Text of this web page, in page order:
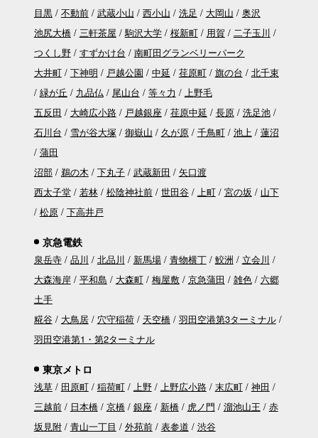
目黒
不動前 武蔵小山 西小山 洗足 大岡山
奥沢
池尻大橋
三軒茶屋 駒沢大学 桜新町 用賀
二子玉川
つくし野
すずかけ台
南町田グランベリーパーク
大井町
下神明 戸越公園 中延 荏原町 旗の台
北千束
緑が丘
九品仏 尾山台 等々力
上野毛
五反田
大崎広小路 戸越銀座 荏原中延 長原
洗足池
石川台
雪が谷大塚 御嶽山 久が原 千鳥町 池上
蓮沼
蒲田
沼部
鵜の木 下丸子 武蔵新田
矢口渡
西太子堂
若林 松陰神社前 世田谷 上町 宮の坂
山下
松原
下高井戸
京急電鉄
泉岳寺 品川 北品川 新馬場 青物横丁 鮫洲
立会川
大森海岸
平和島 大森町 梅屋敷 京急蒲田 雑色
六郷
土手
糀谷
大鳥居 穴守稲荷 天空橋
羽田空港第3ターミナル
羽田空港第1・第2ターミナル
東京メトロ
浅草 田原町 稲荷町 上野 上野広小路 末広町
神田
三越前
日本橋 京橋 銀座 新橋 虎ノ門 溜池山王
赤
坂見附
青山一丁目 外苑前 表参道
渋谷